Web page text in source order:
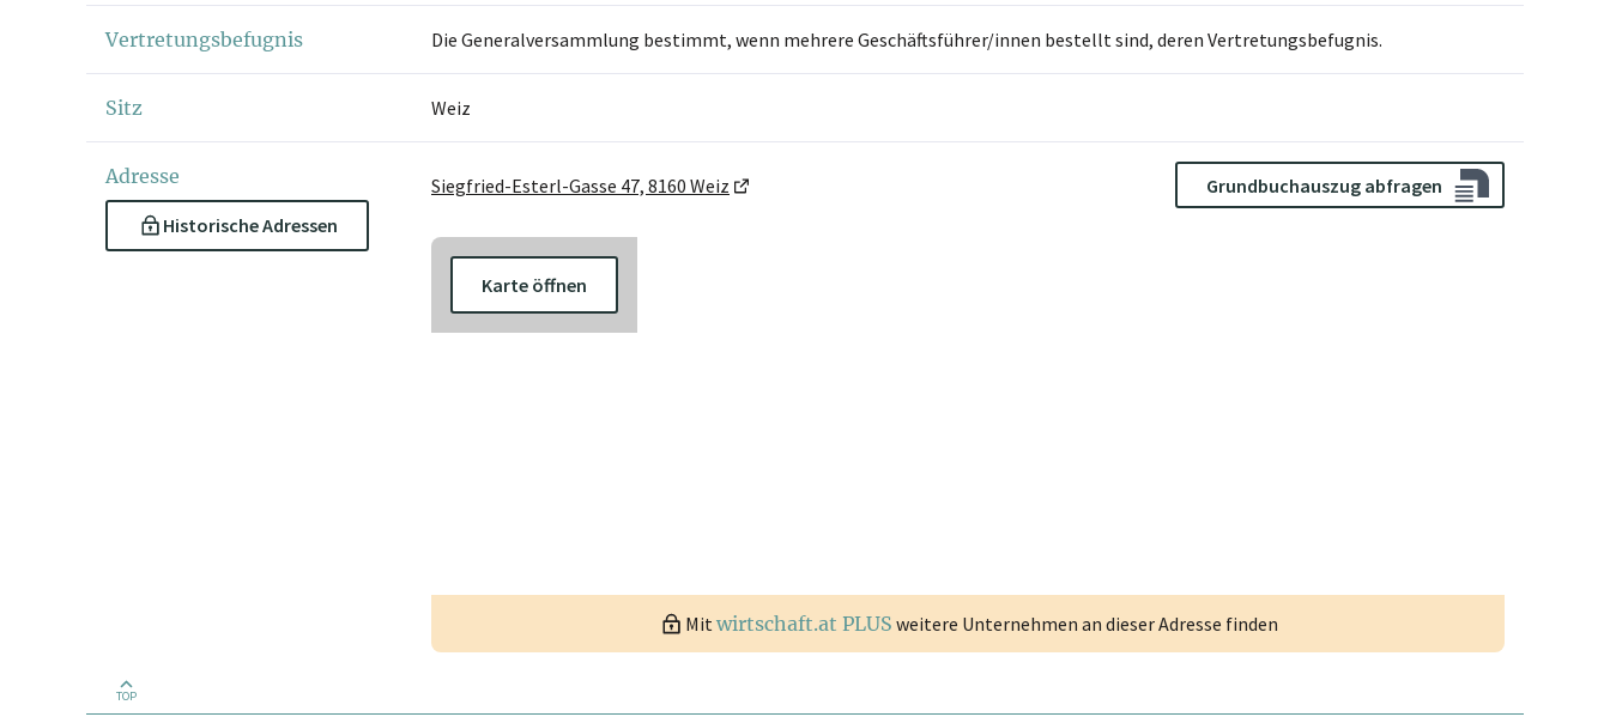
Vertretungsbefugnis Die Generalversammlung bestimmt, wenn mehrere Geschäftsführer/innen bestellt sind, deren Vertretungsbefugnis.
Sitz Weiz
Adresse
Historische Adressen
Siegfried-Esterl-Gasse 47, 8160 Weiz Grundbuchauszug abfragen
Karte öffnen
Mitwirtschaft.at PLUS weitere Unternehmen an dieser Adresse finden
TOP